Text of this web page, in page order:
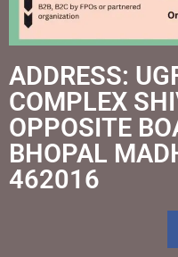
ADDRESS:
COMPLEX
OPPOSITE
BHOPAL
462016